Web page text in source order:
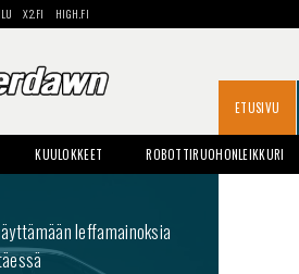
X2.FI HIGH.FI
ETUSIVU
KUULOKKEET ROBOTTIRUOHONLEIKKURI
leffamainoksia